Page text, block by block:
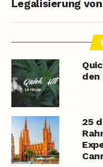
Legalisierung
den
25